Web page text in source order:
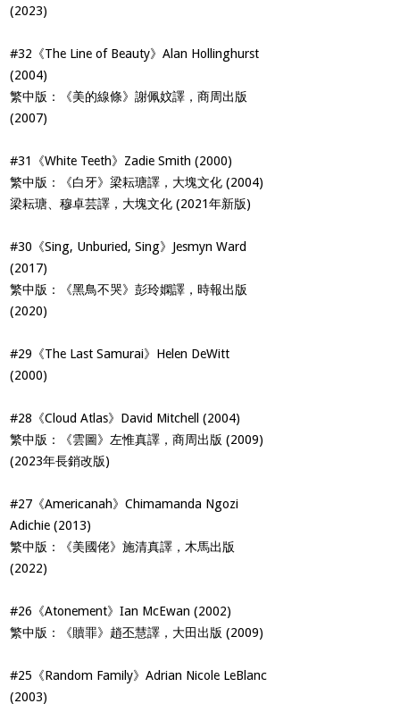
(2023)
#32《The Line of Beauty》Alan Hollinghurst
(2004)
繁中版：《美的線條》謝佩妏譯，商周出版
(2007)
#31《White Teeth》Zadie Smith (2000)
繁中版：《白牙》梁耘瑭譯，大塊文化 (2004)
梁耘瑭、穆卓芸譯，大塊文化 (2021年新版)
#30《Sing, Unburied, Sing》Jesmyn Ward
(2017)
繁中版：《黑鳥不哭》彭玲嫻譯，時報出版
(2020)
#29《The Last Samurai》Helen DeWitt
(2000)
#28《Cloud Atlas》David Mitchell (2004)
繁中版：《雲圖》左惟真譯，商周出版 (2009)
(2023年長銷改版)
#27《Americanah》Chimamanda Ngozi
Adichie (2013)
繁中版：《美國佬》施清真譯，木馬出版
(2022)
#26《Atonement》Ian McEwan (2002)
繁中版：《贖罪》趙丕慧譯，大田出版 (2009)
#25《Random Family》Adrian Nicole LeBlanc
(2003)